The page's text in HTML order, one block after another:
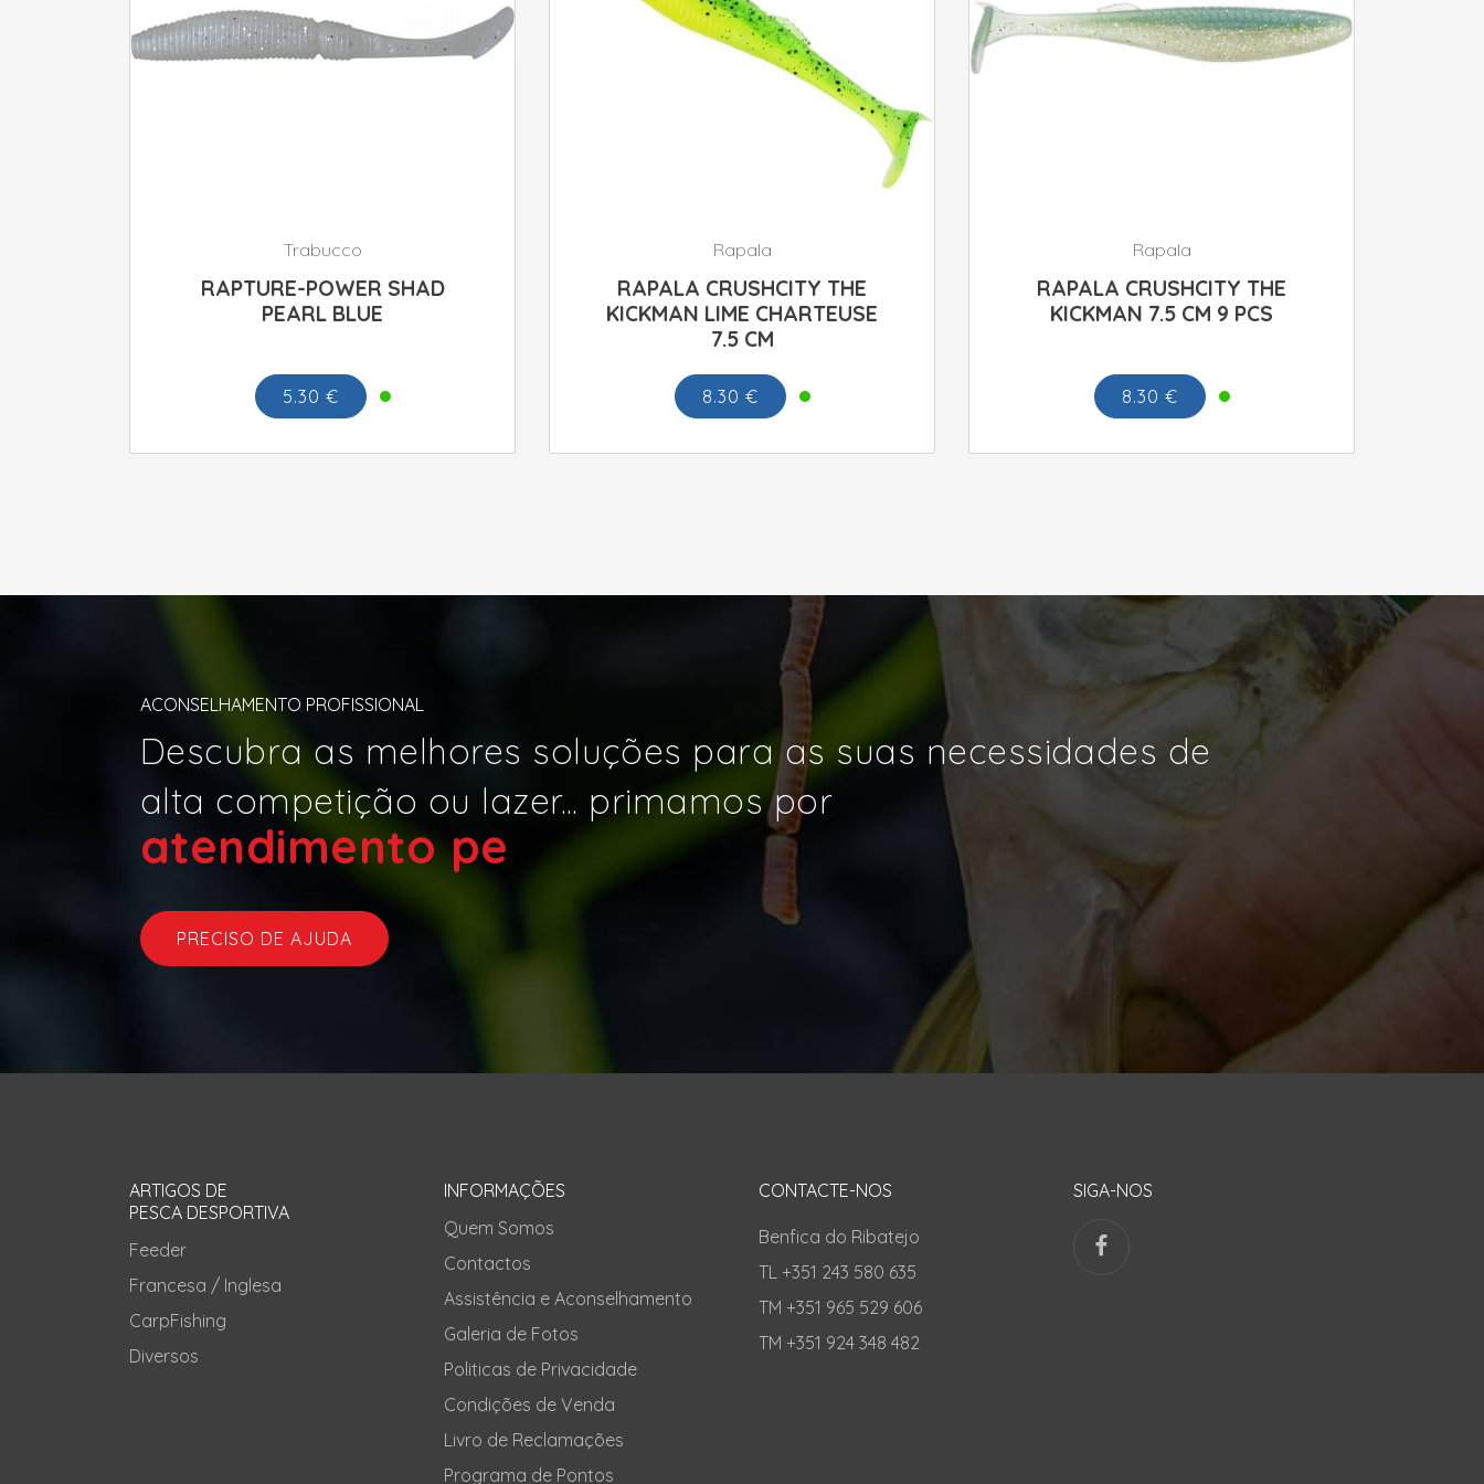
Trabucco
RAPTURE-POWER SHAD
PEARL BLUE
5.30 €
Rapala
RAPALA CRUSHCITY THE
KICKMAN LIME CHARTEUSE
7.5 CM
8.30 €
Rapala
RAPALA CRUSHCITY THE
KICKMAN 7.5 CM 9 PCS
8.30 €
ACONSELHAMENTO PROFISSIONAL
Descubra as melhores soluções para as suas necessidades de
alta competição ou lazer... primamos por
atendime|
PRECISO DE AJUDA
ARTIGOS DE
PESCA DESPORTIVA
Feeder
Francesa / Inglesa
CarpFishing
Diversos
INFORMAÇÕES
Quem Somos
Contactos
Assistência e Aconselhamento
Galeria de Fotos
Politicas de Privacidade
Condições de Venda
Livro de Reclamações
Programa de Pontos
CONTACTE-NOS
Benfica do Ribatejo
TL +351 243 580 635
TM +351 965 529 606
TM +351 924 348 482
SIGA-NOS